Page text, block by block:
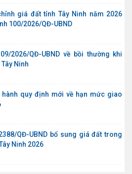
giá đất tỉnh Tây Ninh năm 2026
100/2026/QĐ-UBND
2026/QĐ-UBND về bồi thường khi
Ninh
hành quy định mới về hạn mức giao
QĐ-UBND bổ sung giá đất trong
Ninh 2026